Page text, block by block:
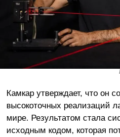
Камкар утверждает, что он
высокоточных реализаций
мире. Результатом стала
исходным кодом, которая